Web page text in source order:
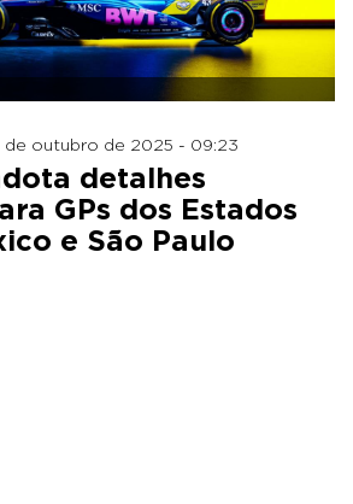
de outubro de 2025 - 09:23
detalhes
GPs dos Estados
e São Paulo